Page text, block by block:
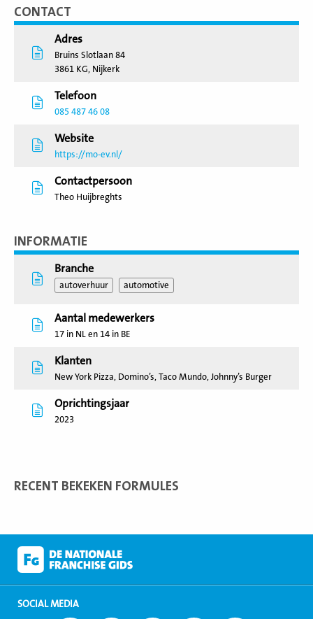
CONTACT
Adres
Bruins Slotlaan 84
3861 KG, Nijkerk
Telefoon
085 487 46 08
Website
https://mo-ev.nl/
Contactpersoon
Theo Huijbreghts
INFORMATIE
Branche
autoverhuur automotive
Aantal medewerkers
17 in NL en 14 in BE
Klanten
New York Pizza, Domino’s, Taco Mundo, Johnny’s Burger
Oprichtingsjaar
2023
RECENT BEKEKEN FORMULES
SOCIAL MEDIA